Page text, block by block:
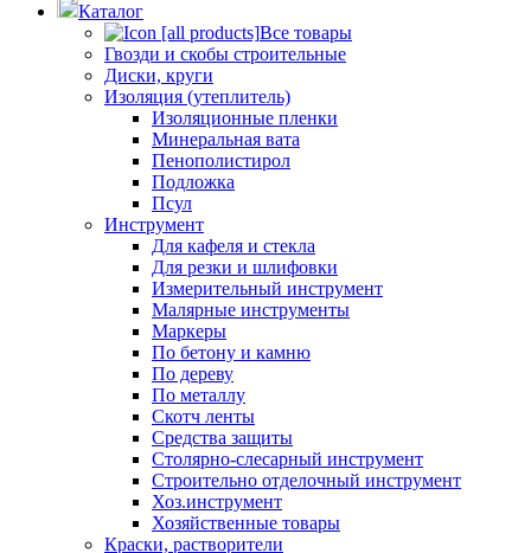
Каталог
Все товары
Гвозди и скобы строительные
Диски, круги
Изоляция (утеплитель)
Изоляционные пленки
Минеральная вата
Пенополистирол
Подложка
Псул
Инструмент
Для кафеля и стекла
Для резки и шлифовки
Измерительный инструмент
Малярные инструменты
Маркеры
По бетону и камню
По дереву
По металлу
Скотч ленты
Средства защиты
Столярно-слесарный инструмент
Строительно отделочный инструмент
Хоз.инструмент
Хозяйственные товары
Краски, растворители